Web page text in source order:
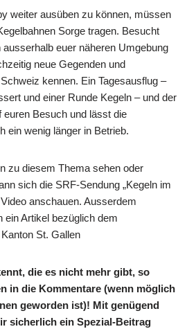
weiter ausüben zu können, müssen
Sorge tragen. Besucht
euer näheren Umgebung
neue Gegenden und
kennen. Ein Tagesausflug –
und einer Runde Kegeln – und der
euren Besuch und lässt die
ein wenig länger in Betrieb.
zu diesem Thema sehen oder
sich die SRF-Sendung „Kegeln im
anschauen. Ausserdem
ein Artikel bezüglich dem
St. Gallen
die es nicht mehr gibt, so
in die Kommentare (wenn möglich
geworden ist)! Mit genügend
sicherlich ein Spezial-Beitrag